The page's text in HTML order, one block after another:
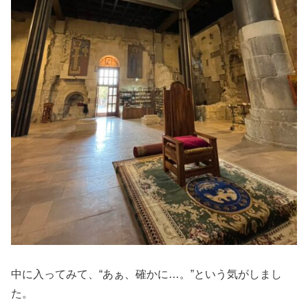
中に入ってみて、“あぁ、確かに…。”という気がしまし
た。